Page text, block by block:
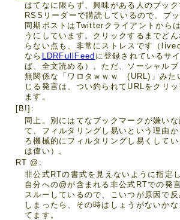
はてなに限らず、興味がある人のブック
RSSリーダーで購読しているので、ブ
同期ポストはTwitterクライアントから
うにしています。クリックするまでど
らない点も、非常にストレスです（
なら LDRFullFeed に登録されているサ
ば、全文読める）。ただ、ソーシャルブ
無関係な「ワロタｗｗｗ (URL)」みた
じる発言は、つい釣られてURLをクリ
ます。
[B!]
同上。別にはてなブックマークが嫌いな
て、フィルタリングし易いという理由か
ろ機械的にフィルタリングし易くして
は偉い）。
RT @
非公式RTの書式を見えないように指定
自分への@が含まれる非公式RTでの発
スルーしているので、こいつが原因で
しまったら、その時はしょうがないかな
てます。